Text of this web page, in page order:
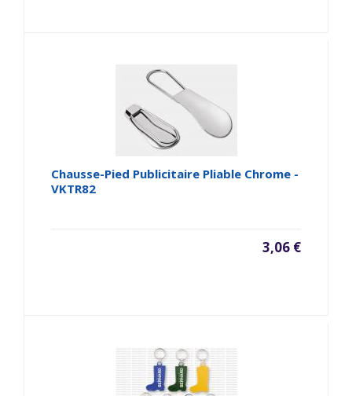
Chausse-Pied Publicitaire Pliable Chrome -
VKTR82
3,06 €